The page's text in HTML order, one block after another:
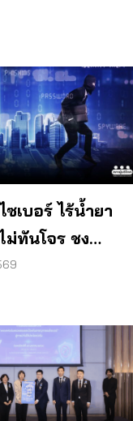
ซเบอร์ ไร้น้ำยา
ม่ทันโจร ชง
อ